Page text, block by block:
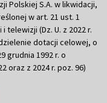
Polskiej S.A. w likwidacji,
w art. 21 ust. 1
telewizji (Dz. U. z 2022 r.
dotacji celowej, o
grudnia 1992 r. o
oraz z 2024 r. poz. 96)